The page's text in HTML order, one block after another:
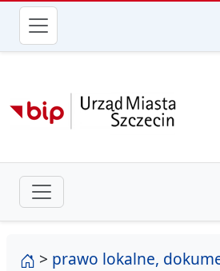
przejdź do głównego menu
strona główna
> prawo lokalne,